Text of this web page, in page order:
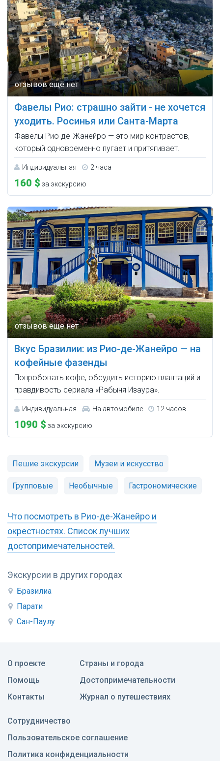
Экскурсии в других городах
Бразилиа
Парати
Сан-Паулу
Фавелы Рио: страшно зайти - не хочется
уходить. Росинья или Санта-Марта
Фавелы Рио-де-Жанейро — это мир контрастов,
который одновременно пугает и притягивает.
Индивидуальная 2 часа
160 $ за экскурсию
Вкус Бразилии: из Рио-де-Жанейро — на
кофейные фазенды
Попробовать кофе, обсудить историю плантаций и
правдивость сериала «Рабыня Изаура».
Индивидуальная На автомобиле 12 часов
1090 $ за экскурсию
Пешие экскурсии Музеи и искусство
Групповые Необычные Гастрономические
Что посмотреть в Рио-де-Жанейро и
окрестностях. Список лучших
достопримечательностей.
О проекте
Помощь
Контакты
Страны и города
Достопримечательности
Журнал о путешествиях
Сотрудничество
Пользовательское соглашение
Политика конфиденциальности